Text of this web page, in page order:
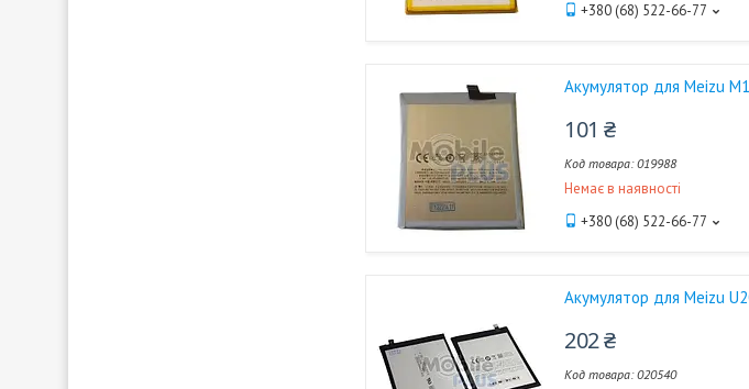
+380 (68) 522-66-77
Акумулятор для Meizu
101 ₴
019988
Немає в наявності
+380 (68) 522-66-77
Акумулятор для Meizu
202 ₴
020540